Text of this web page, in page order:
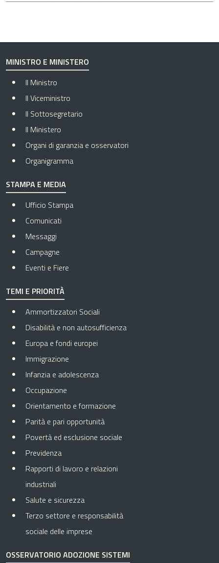
MINISTRO E MINISTERO
Il Ministro
Il Viceministro
Il Sottosegretario
Il Ministero
Organi di garanzia e osservatori
Organigramma
STAMPA E MEDIA
Ufficio Stampa
Comunicati
Messaggi
Campagne
Eventi e Fiere
TEMI E PRIORITÀ
Ammortizzatori Sociali
Disabilità e non autosufficienza
Europa e fondi europei
Immigrazione
Infanzia e adolescenza
Occupazione
Orientamento e formazione
Parità e pari opportunità
Povertà ed esclusione sociale
Previdenza
Rapporti di lavoro e relazioni
industriali
Salute e sicurezza
Terzo settore e responsabilità
sociale delle imprese
OSSERVATORIO ADOZIONE SISTEMI